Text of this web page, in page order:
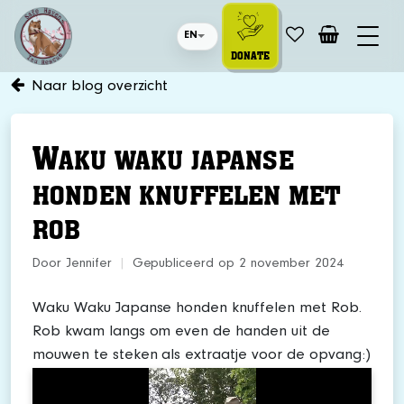
EN
DONATE
Naar blog overzicht
WAKU WAKU JAPANSE
HONDEN KNUFFELEN MET
ROB
Door Jennifer Gepubliceerd op 2 november 2024
Waku Waku Japanse honden knuffelen met Rob.
Rob kwam langs om even de handen uit de
mouwen te steken als extraatje voor de opvang:)